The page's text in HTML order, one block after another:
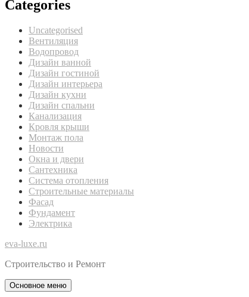
Categories
Uncategorised
Вентиляция
Водопровод
Дизайн ванной
Дизайн гостиной
Дизайн интерьера
Дизайн кухни
Дизайн спальни
Канализация
Кровля крыши
Монтаж пола
Новости
Окна и двери
Сантехника
Система отопления
Строительные материалы
Фасад
Фундамент
Электрика
eva-luxe.ru
Строительство и Ремонт
Основное меню